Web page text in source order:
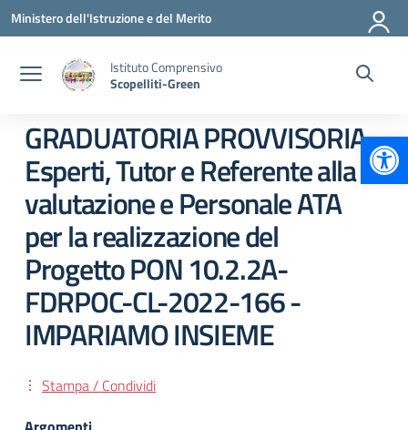
Vai ai contenuti
Vai al menu di navigazione
Vai al footer
Ministero dell'Istruzione e del Merito
Istituto Comprensivo
Scopelliti-Green
GRADUATORIA PROVVISORIA
Esperti, Tutor e Referente alla
valutazione e Personale ATA
per la realizzazione del
Progetto PON 10.2.2A-
FDRPOC-CL-2022-166 -
IMPARIAMO INSIEME
Stampa / Condividi